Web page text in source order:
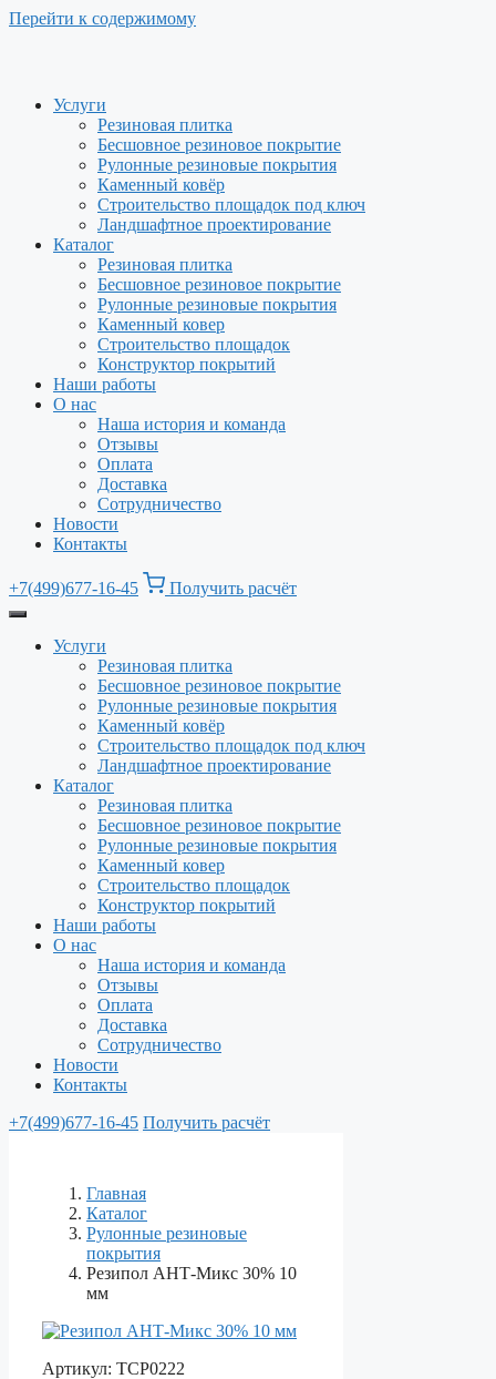
Перейти к содержимому
Услуги
Резиновая плитка
Бесшовное резиновое покрытие
Рулонные резиновые покрытия
Каменный ковёр
Строительство площадок под ключ
Ландшафтное проектирование
Каталог
Резиновая плитка
Бесшовное резиновое покрытие
Рулонные резиновые покрытия
Каменный ковер
Строительство площадок
Конструктор покрытий
Наши работы
О нас
Наша история и команда
Отзывы
Оплата
Доставка
Сотрудничество
Новости
Контакты
+7(499)677-16-45 Получить расчёт
Услуги
Резиновая плитка
Бесшовное резиновое покрытие
Рулонные резиновые покрытия
Каменный ковёр
Строительство площадок под ключ
Ландшафтное проектирование
Каталог
Резиновая плитка
Бесшовное резиновое покрытие
Рулонные резиновые покрытия
Каменный ковер
Строительство площадок
Конструктор покрытий
Наши работы
О нас
Наша история и команда
Отзывы
Оплата
Доставка
Сотрудничество
Новости
Контакты
+7(499)677-16-45 Получить расчёт
Главная
Каталог
Рулонные резиновые
покрытия
Резипол АНТ-Микс 30% 10
мм
Артикул: ТСР0222